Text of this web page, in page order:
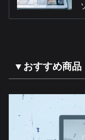
▼おすすめ商品